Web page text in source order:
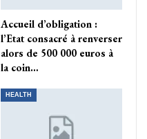
Accueil d’obligation :
l’Etat consacré à renverser
alors de 500 000 euros à
la coin…
HEALTH